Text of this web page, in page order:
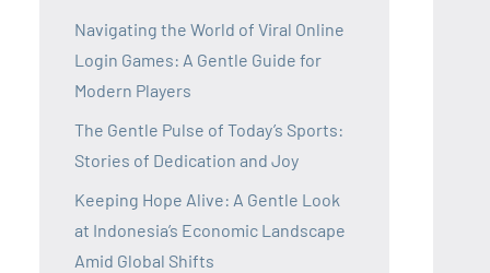
Navigating the World of Viral Online
Login Games: A Gentle Guide for
Modern Players
The Gentle Pulse of Today’s Sports:
Stories of Dedication and Joy
Keeping Hope Alive: A Gentle Look
at Indonesia’s Economic Landscape
Amid Global Shifts